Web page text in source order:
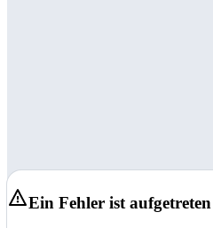
Ein Fehler ist